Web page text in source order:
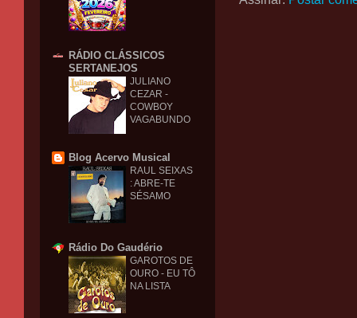
RÁDIO CLÁSSICOS
SERTANEJOS
JULIANO
CEZAR -
COWBOY
VAGABUNDO
Blog Acervo Musical
RAUL SEIXAS
: ABRE-TE
SÉSAMO
Rádio Do Gaudério
GAROTOS DE
OURO - EU TÔ
NA LISTA